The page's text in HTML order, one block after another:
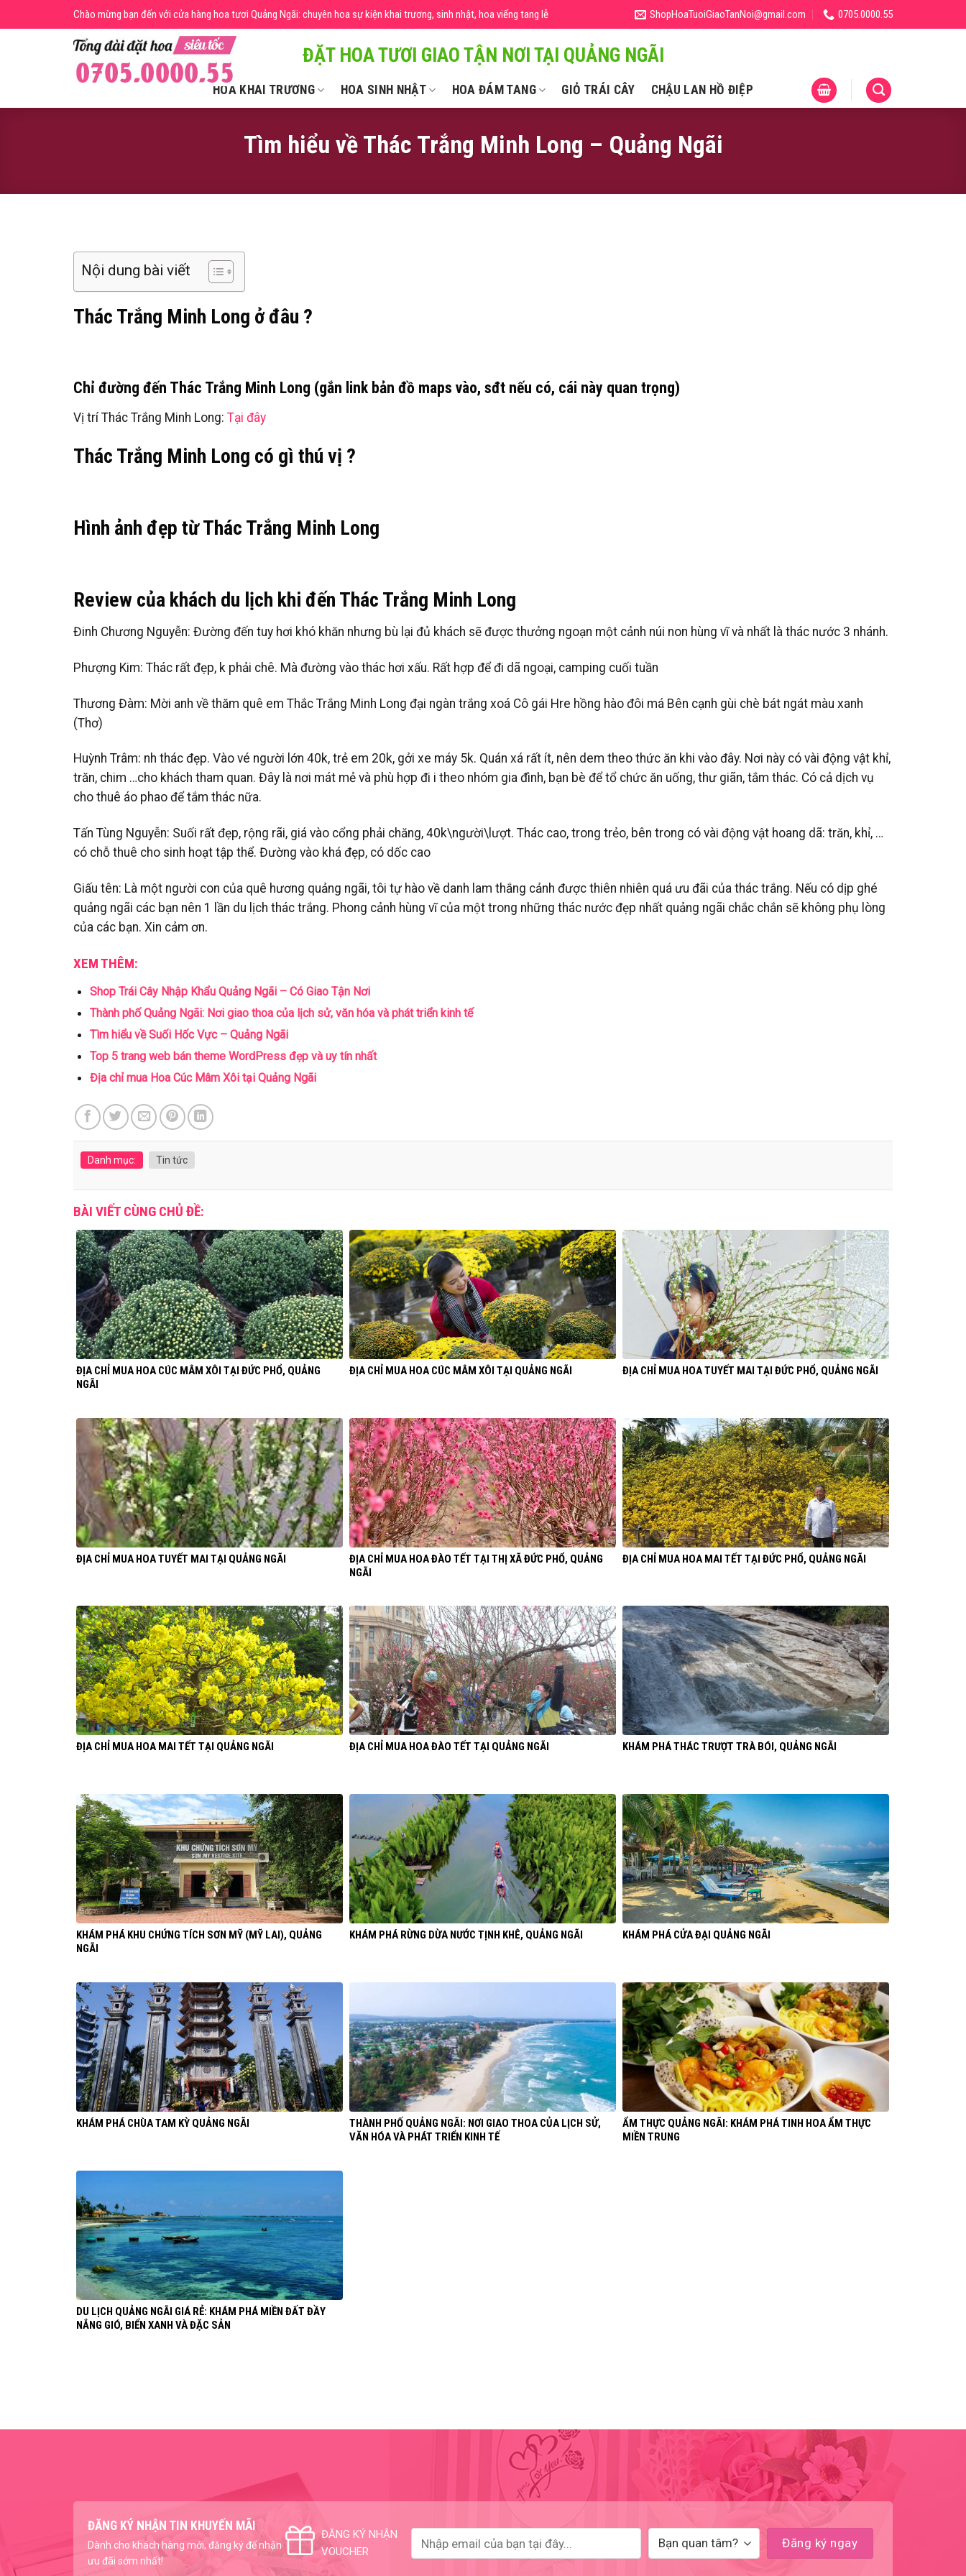
to
Chào mừng bạn đến với cửa hàng hoa tươi Quảng Ngãi: chuyên hoa sự kiện khai trương, sinh nhật, hoa viếng tang lễ ShopHoaTuoiGiaoTanNoi@gmail.com 0705.0000.55
ĐẶT HOA TƯƠI GIAO TẬN NƠI TẠI QUẢNG NGÃI
HOA KHAI TRƯƠNG HOA SINH NHẬT HOA ĐÁM TANG GIỎ TRÁI CÂY CHẬU LAN HỒ ĐIỆP
Tìm hiểu về Thác Trắng Minh Long – Quảng Ngãi
Nội dung bài viết
Thác Trắng Minh Long ở đâu ?
Chỉ đường đến Thác Trắng Minh Long (gắn link bản đồ maps vào, sđt nếu có, cái này quan trọng)
Vị trí Thác Trắng Minh Long: Tại đây
Thác Trắng Minh Long có gì thú vị ?
Hình ảnh đẹp từ Thác Trắng Minh Long
Review của khách du lịch khi đến Thác Trắng Minh Long
Đinh Chương Nguyễn: Đường đến tuy hơi khó khăn nhưng bù lại đủ khách sẽ được thưởng ngoạn một cảnh núi non hùng vĩ và nhất là thác nước 3 nhánh.
Phượng Kim: Thác rất đẹp, k phải chê. Mà đường vào thác hơi xấu. Rất hợp để đi dã ngoại, camping cuối tuần
Thương Đàm: Mời anh về thăm quê em Thắc Trắng Minh Long đại ngàn trắng xoá Cô gái Hre hồng hào đôi má Bên cạnh gùi chè bát ngát màu xanh
(Thơ)
Huỳnh Trâm: nh thác đẹp. Vào vé người lớn 40k, trẻ em 20k, gởi xe máy 5k. Quán xá rất ít, nên dem theo thức ăn khi vào đây. Nơi này có vài động vật khỉ,
trăn, chim …cho khách tham quan. Đây là nơi mát mẻ và phù hợp đi i theo nhóm gia đình, bạn bè để tổ chức ăn uống, thư giãn, tắm thác. Có cả dịch vụ
cho thuê áo phao để tắm thác nữa.
Tấn Tùng Nguyễn: Suối rất đẹp, rộng rãi, giá vào cổng phải chăng, 40k\người\lượt. Thác cao, trong trẻo, bên trong có vài động vật hoang dã: trăn, khỉ, …
có chỗ thuê cho sinh hoạt tập thể. Đường vào khá đẹp, có dốc cao
Giấu tên: Là một người con của quê hương quảng ngãi, tôi tự hào về danh lam thắng cảnh được thiên nhiên quá ưu đãi của thác trắng. Nếu có dịp ghé
quảng ngãi các bạn nên 1 lần du lịch thác trắng. Phong cảnh hùng vĩ của một trong những thác nước đẹp nhất quảng ngãi chắc chắn sẽ không phụ lòng
của các bạn. Xin cảm ơn.
XEM THÊM:
Shop Trái Cây Nhập Khẩu Quảng Ngãi – Có Giao Tận Nơi
Thành phố Quảng Ngãi: Nơi giao thoa của lịch sử, văn hóa và phát triển kinh tế
Tìm hiểu về Suối Hốc Vực – Quảng Ngãi
Top 5 trang web bán theme WordPress đẹp và uy tín nhất
Địa chỉ mua Hoa Cúc Mâm Xôi tại Quảng Ngãi
Danh mục: Tin tức
BÀI VIẾT CÙNG CHỦ ĐỀ:
ĐỊA CHỈ MUA HOA CÚC MÂM XÔI TẠI ĐỨC PHỔ, QUẢNG
NGÃI
ĐỊA CHỈ MUA HOA CÚC MÂM XÔI TẠI QUẢNG NGÃI ĐỊA CHỈ MUA HOA TUYẾT MAI TẠI ĐỨC PHỔ, QUẢNG NGÃI
ĐỊA CHỈ MUA HOA TUYẾT MAI TẠI QUẢNG NGÃI
ĐỊA CHỈ MUA HOA ĐÀO TẾT TẠI THỊ XÃ ĐỨC PHỔ, QUẢNG
NGÃI
ĐỊA CHỈ MUA HOA MAI TẾT TẠI ĐỨC PHỔ, QUẢNG NGÃI
ĐỊA CHỈ MUA HOA MAI TẾT TẠI QUẢNG NGÃI ĐỊA CHỈ MUA HOA ĐÀO TẾT TẠI QUẢNG NGÃI KHÁM PHÁ THÁC TRƯỢT TRÀ BÓI, QUẢNG NGÃI
KHÁM PHÁ KHU CHỨNG TÍCH SƠN MỸ (MỸ LAI), QUẢNG
NGÃI
KHÁM PHÁ RỪNG DỪA NƯỚC TỊNH KHÊ, QUẢNG NGÃI KHÁM PHÁ CỬA ĐẠI QUẢNG NGÃI
KHÁM PHÁ CHÙA TAM KỲ QUẢNG NGÃI
THÀNH PHỐ QUẢNG NGÃI: NƠI GIAO THOA CỦA LỊCH SỬ,
VĂN HÓA VÀ PHÁT TRIỂN KINH TẾ
ẨM THỰC QUẢNG NGÃI: KHÁM PHÁ TINH HOA ẨM THỰC
MIỀN TRUNG
DU LỊCH QUẢNG NGÃI GIÁ RẺ: KHÁM PHÁ MIỀN ĐẤT ĐẦY
NẮNG GIÓ, BIỂN XANH VÀ ĐẶC SẢN
ĐĂNG KÝ NHẬN TIN KHUYẾN MÃI
Dành cho khách hàng mới, đăng ký để nhận
ưu đãi sớm nhất!
ĐĂNG KÝ NHẬN
VOUCHER